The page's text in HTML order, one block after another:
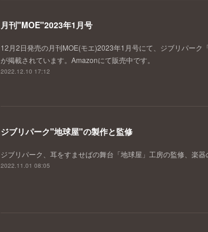
月刊"MOE"2023年1月号
12月2日発売の月刊MOE(モエ)2023年1月号にて、ジブリパー
が掲載されています。Amazonにて販売中です。
2022.12.10 17:12
ジブリパーク"地球屋"の製作と監修
ジブリパーク、耳をすませばの舞台「地球屋」工房の監修、楽器
2022.11.01 08:05